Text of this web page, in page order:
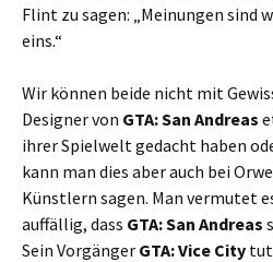
Flint zu sagen: „Meinungen sind
eins.“
Wir können beide nicht mit
Designer von GTA: San Andreas
ihrer Spielwelt gedacht haben
kann man dies aber auch bei
Künstlern sagen. Man vermutet
auffällig, dass GTA: San Andreas
Sein Vorgänger GTA: Vice City tut